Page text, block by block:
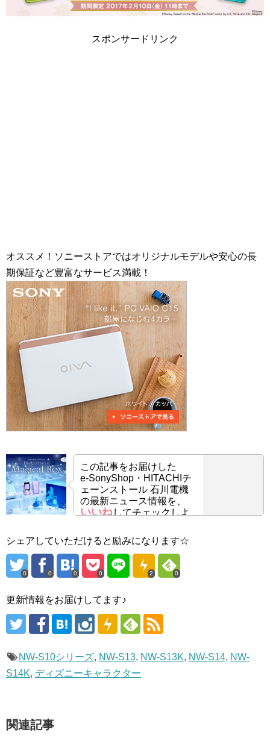
スポンサードリンク
オススメ！ソニーストアではオリジナルモデルや安心の長
期保証など豊富なサービス満載！
この記事をお届けした
e-SonyShop・HITACHIチ
ェーンストール 石川電機
の最新ニュース情報を、
いいねしてチェックしよ
シェアしていただけると励みになります☆
0 0 0 0 2 0
更新情報をお届けしてます♪
NW-S10シリーズ, NW-S13, NW-S13K, NW-S14, NW-
S14K, ディズニーキャラクター
関連記事